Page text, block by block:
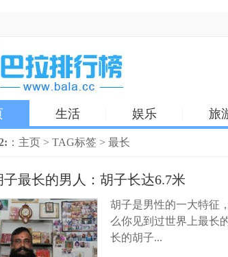
生活 娱乐 旅
： 主页 > TAG标签 > 最长
最长的男人：胡子长达6.7米
胡子是男性的一大特征
么你见到过世界上最长
长的胡子...